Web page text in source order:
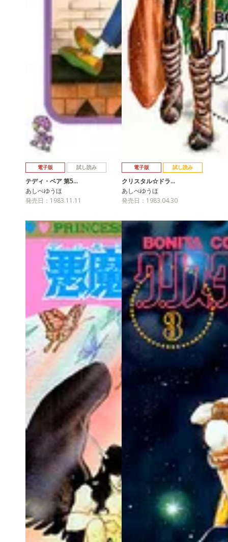
電子版 試し読み
テディ・ベア 第5…
あしべゆうほ
発売日：1983.11.11
電子版 試し読み
クリスタル☆ドラ…
あしべゆうほ
発売日：1983.04.30